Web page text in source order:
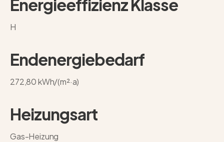
Energieeffizienz Klasse
H
Endenergiebedarf
272,80 kWh/(m²·a)
Heizungsart
Gas-Heizung